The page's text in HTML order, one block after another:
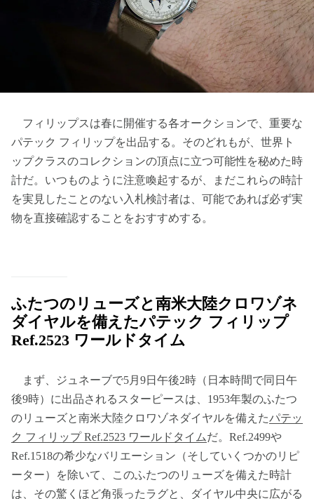
フィリップスは春に開催する各オークションで、重要な
パテック フィリップを出品する。そのどれもが、世界ト
ップクラスのコレクションの頂点に立つ可能性を秘めた時
計だ。いつものように注意喚起するが、まだこれらの時計
を実見したことのない入札検討者は、可能であれば必ず実
物を直接確認することをおすすめする。
ふたつのリューズと南米大陸クロワゾネ
ダイヤルを備えたパテック フィリップ
Ref.2523 ワールドタイム
まず、ジュネーブで5月9日午後2時（日本時間で同日午
後9時）に出品されるスターピースは、1953年製のふたつ
のリューズと南米大陸クロワゾネダイヤルを備えたパテッ
ク フィリップ Ref.2523 ワールドタイムだ。Ref.2499や
Ref.1518の希少なバリエーション（そしていくつかのリピ
ーター）を除いて、このふたつのリューズを備えた時計
は、その驚くほど角張ったラグと、ダイヤル中央に広がる